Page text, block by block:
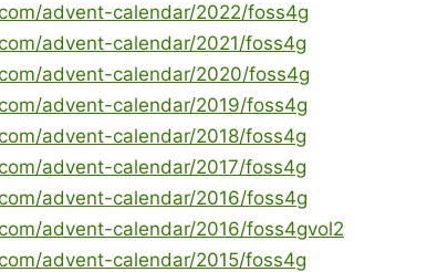
advent-calendar/2022/foss4g
advent-calendar/2021/foss4g
advent-calendar/2020/foss4g
advent-calendar/2019/foss4g
advent-calendar/2018/foss4g
advent-calendar/2017/foss4g
advent-calendar/2016/foss4g
advent-calendar/2016/foss4gvol2
advent-calendar/2015/foss4g